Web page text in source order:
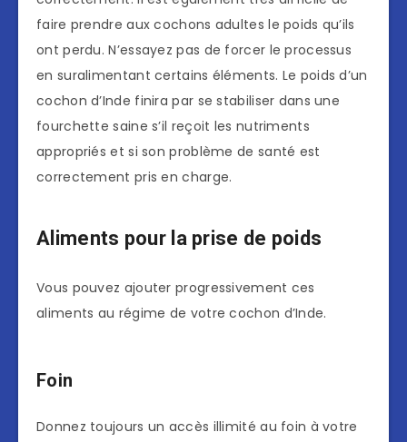
faire prendre aux cochons adultes le poids qu’ils
ont perdu. N’essayez pas de forcer le processus
en suralimentant certains éléments. Le poids d’un
cochon d’Inde finira par se stabiliser dans une
fourchette saine s’il reçoit les nutriments
appropriés et si son problème de santé est
correctement pris en charge.
Aliments pour la prise de poids
Vous pouvez ajouter progressivement ces
aliments au régime de votre cochon d’Inde.
Foin
Donnez toujours un accès illimité au foin à votre